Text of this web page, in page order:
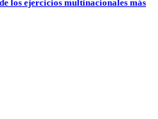
los ejercicios multinacionales más